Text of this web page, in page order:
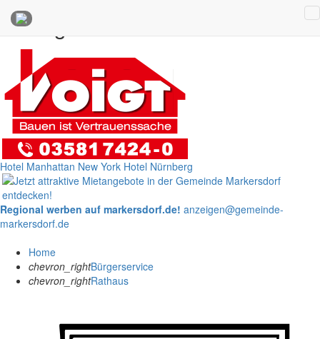
Anzeigen
Hotel Manhattan New York Hotel Nürnberg
Regional werben auf markersdorf.de! anzeigen@gemeinde-
markersdorf.de
Home
chevron_rightBürgerservice
chevron_rightRathaus